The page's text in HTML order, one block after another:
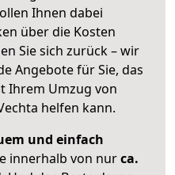
Ihnen dabei
über die Kosten
Sie sich zurück – wir
Angebote für Sie, das
Ihrem Umzug von
helfen kann.
und einfach
innerhalb von nurca.